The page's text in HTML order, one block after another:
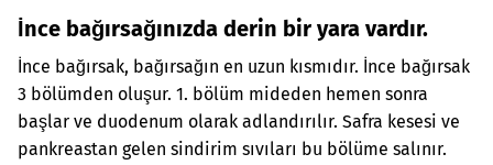
İnce bağırsağınızda derin bir yara vardır.
İnce bağırsak, bağırsağın en uzun kısmıdır. İnce bağırsak
3 bölümden oluşur. 1. bölüm mideden hemen sonra
başlar ve duodenum olarak adlandırılır. Safra kesesi ve
pankreastan gelen sindirim sıvıları bu bölüme salınır.